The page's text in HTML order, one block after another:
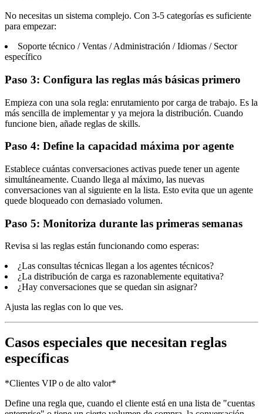
No necesitas un sistema complejo. Con 3-5 categorías es suficiente
para empezar:
Soporte técnico / Ventas / Administración / Idiomas / Sector
específico
Paso 3: Configura las reglas más básicas primero
Empieza con una sola regla: enrutamiento por carga de trabajo. Es la
más sencilla de implementar y ya mejora la distribución. Cuando
funcione bien, añade reglas de skills.
Paso 4: Define la capacidad máxima por agente
Establece cuántas conversaciones activas puede tener un agente
simultáneamente. Cuando llega al máximo, las nuevas
conversaciones van al siguiente en la lista. Esto evita que un agente
quede bloqueado con demasiado volumen.
Paso 5: Monitoriza durante las primeras semanas
Revisa si las reglas están funcionando como esperas:
¿Las consultas técnicas llegan a los agentes técnicos?
¿La distribución de carga es razonablemente equitativa?
¿Hay conversaciones que se quedan sin asignar?
Ajusta las reglas con lo que ves.
Casos especiales que necesitan reglas
específicas
*Clientes VIP o de alto valor*
Define una regla que, cuando el cliente está en una lista de "cuentas